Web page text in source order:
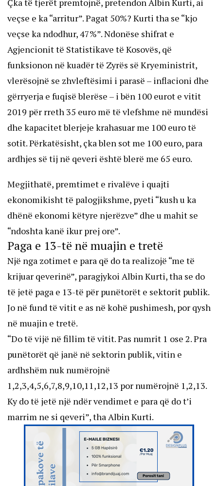
Çka të tjerët premtojnë, pretendon Albin Kurti, ai
veçse e ka “arritur”. Pagat 50%? Kurti tha se “kjo
veçse ka ndodhur, 47%”. Ndonëse shifrat e
Agjencionit të Statistikave të Kosovës, që
funksionon në kuadër të Zyrës së Kryeministrit,
vlerësojnë se zhvleftësimi i parasë – inflacioni dhe
gërryerja e fuqisë blerëse – i bën 100 eurot e vitit
2019 për rreth 35 euro më të vlefshme në mundësi
dhe kapacitet blerjeje krahasuar me 100 euro të
sotit. Përkatësisht, çka blen sot me 100 euro, para
ardhjes së tij në qeveri është blerë me 65 euro.
Megjithatë, premtimet e rivalëve i quajti
ekonomikisht të palogjikshme, pyeti “kush u ka
dhënë ekonomi këtyre njerëzve” dhe u mahit se
“ndoshta kanë ikur prej ore”.
Paga e 13-të në muajin e tretë
Një nga zotimet e para që do ta realizojë “me të
krijuar qeverinë”, paragjykoi Albin Kurti, tha se do
të jetë paga e 13-të për punëtorët e sektorit publik.
Jo në fund të vitit e as në kohë pushimesh, por qysh
në muajin e tretë.
“Do të vijë në fillim të vitit. Pas numrit 1 ose 2. Pra
punëtorët që janë në sektorin publik, vitin e
ardhshëm nuk numërojnë
1,2,3,4,5,6,7,8,9,10,11,12,13 por numërojnë 1,2,13.
Ky do të jetë një ndër vendimet e para që do t’i
marrim ne si qeveri”, tha Albin Kurti.